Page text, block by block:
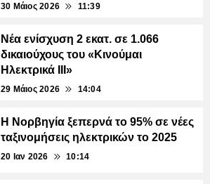
30 Μάιος 2026 11:39
Νέα ενίσχυση 2 εκατ. σε 1.066
δικαιούχους του «Κινούμαι
Ηλεκτρικά ΙΙΙ»
29 Μάιος 2026 14:04
Η Νορβηγία ξεπερνά το 95% σε νέες
ταξινομήσεις ηλεκτρικών το 2025
20 Ιαν 2026 10:14